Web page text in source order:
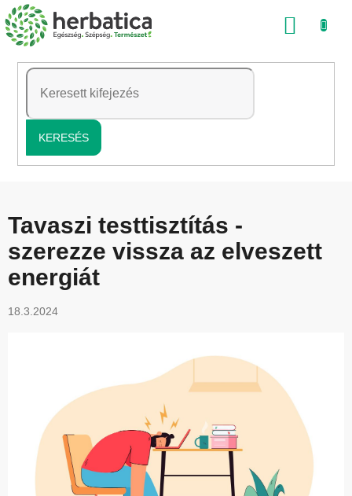
Ugrás
a
tartalomhoz
KERESÉS
Tavaszi testtisztítás -
szerezze vissza az elveszett
energiát
18.3.2024